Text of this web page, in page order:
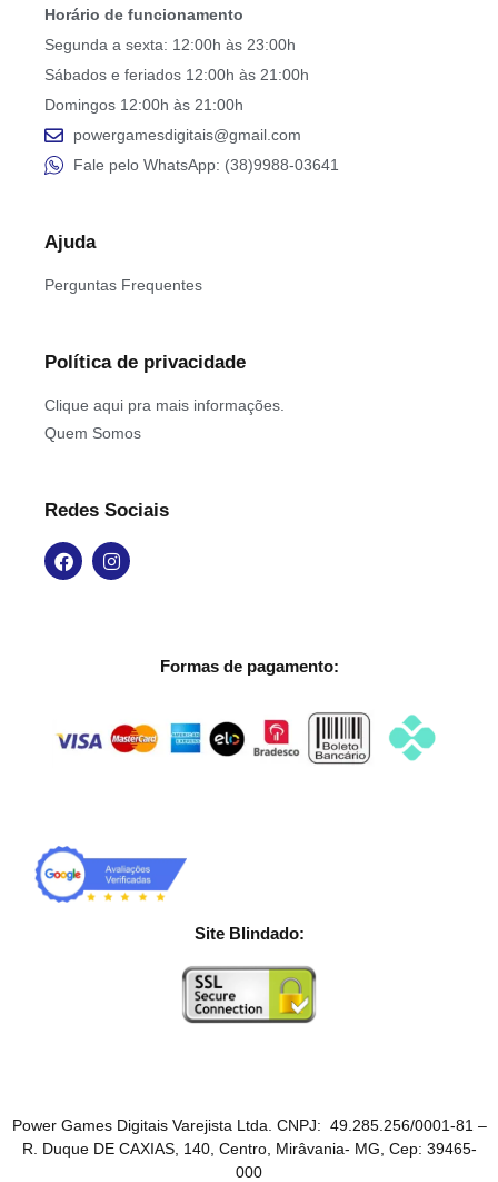
Horário de funcionamento
Segunda a sexta: 12:00h às 23:00h
Sábados e feriados 12:00h às 21:00h
Domingos 12:00h às 21:00h
powergamesdigitais@gmail.com
Fale pelo WhatsApp: (38)9988-03641
Ajuda
Perguntas Frequentes
Política de privacidade
Clique aqui pra mais informações.
Quem Somos
Redes Sociais
Formas de pagamento:
Site Blindado:
Power Games Digitais Varejista Ltda. CNPJ: 49.285.256/0001-81 –
R. Duque DE CAXIAS, 140, Centro, Mirâvania- MG, Cep: 39465-
000